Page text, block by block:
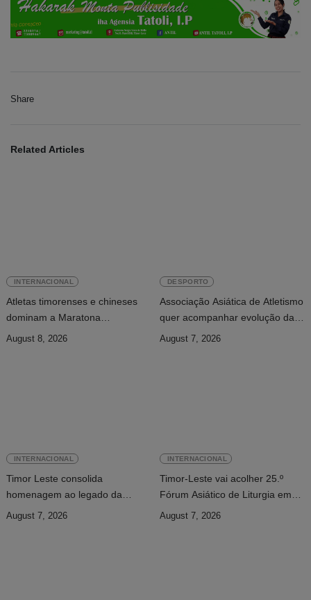
Share
Related Articles
INTERNACIONAL
Atletas timorenses e chineses
dominam a Maratona
Internacional de Díli
August 8, 2026
DESPORTO
Associação Asiática de Atletismo
quer acompanhar evolução da
modalidade em Timor Leste
August 7, 2026
INTERNACIONAL
Timor Leste consolida
homenagem ao legado da
INTERFET com avanço de
August 7, 2026
INTERNACIONAL
Timor-Leste vai acolher 25.º
Fórum Asiático de Liturgia em
setembro
August 7, 2026